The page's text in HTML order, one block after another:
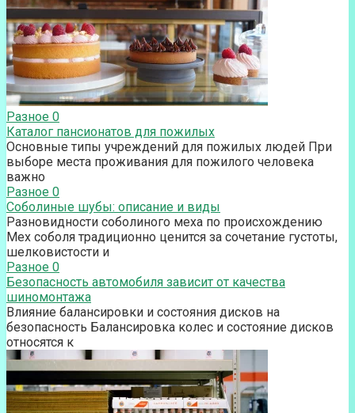
Разное 0
Каталог пансионатов для пожилых
Основные типы учреждений для пожилых людей При
выборе места проживания для пожилого человека
важно
Разное 0
Соболиные шубы: описание и виды
Разновидности соболиного меха по происхождению
Мех соболя традиционно ценится за сочетание густоты,
шелковистости и
Разное 0
Безопасность автомобиля зависит от качества
шиномонтажа
Влияние балансировки и состояния дисков на
безопасность Балансировка колес и состояние дисков
относятся к